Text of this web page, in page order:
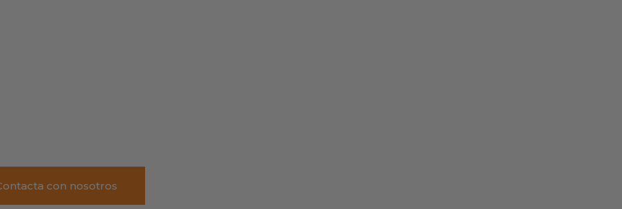
con nosotros